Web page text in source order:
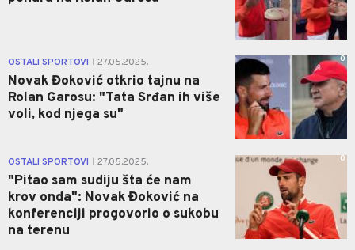
OSTALI SPORTOVI 27.05.2025.
Novak Đoković otkrio tajnu na
Rolan Garosu: "Tata Srđan ih više
voli, kod njega su"
0
OSTALI SPORTOVI 27.05.2025.
"Pitao sam sudiju šta će nam
krov onda": Novak Đoković na
konferenciji progovorio o sukobu
na terenu
0